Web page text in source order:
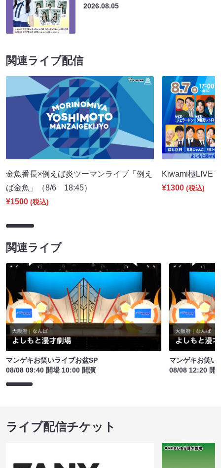
2026.08.05
関連ライブ配信
金魚番長×例えば炎ツーマンライブ「例え
ば金魚」（8/6 18:45）
¥1500 (税込)
Kiwami極LIVE
¥1300 (税込)
関連ライブ
マンゲキお笑いライブお盆SP
08/08 09:40 開場 10:00 開演
マンゲキお笑い
08/08 12:20 開
ライブ配信チケット